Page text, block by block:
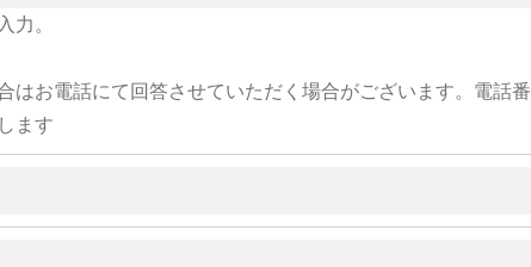
力。
はお電話にて回答させていただく場合がございます。電話番
ます